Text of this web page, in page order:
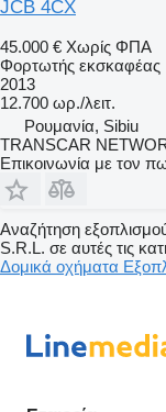
JCB 4CX
45.000 € Χωρίς ΦΠΑ
Φορτωτής εκσκαφέας
2013
12.700 ωρ./λειτ.
Ρουμανία, Sibiu
TRANSCAR
Επικοινωνία με τον
Αναζήτηση
S.R.L. σε αυτές τις
Δομικά οχήματα